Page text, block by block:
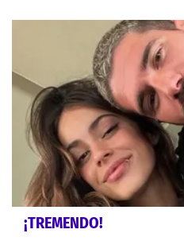
¡TREMENDO!